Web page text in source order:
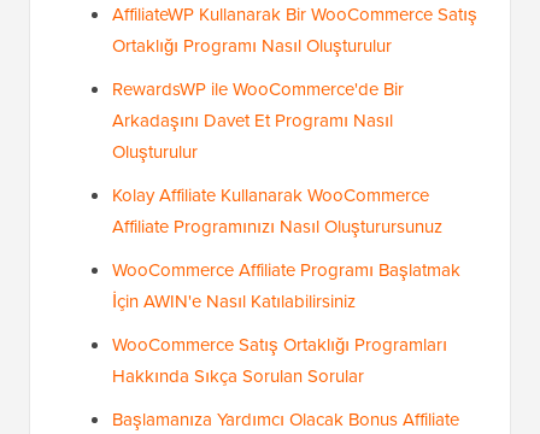
AffiliateWP Kullanarak Bir WooCommerce Satış
Ortaklığı Programı Nasıl Oluşturulur
RewardsWP ile WooCommerce'de Bir
Arkadaşını Davet Et Programı Nasıl
Oluşturulur
Kolay Affiliate Kullanarak WooCommerce
Affiliate Programınızı Nasıl Oluşturursunuz
WooCommerce Affiliate Programı Başlatmak
İçin AWIN'e Nasıl Katılabilirsiniz
WooCommerce Satış Ortaklığı Programları
Hakkında Sıkça Sorulan Sorular
Başlamanıza Yardımcı Olacak Bonus Affiliate